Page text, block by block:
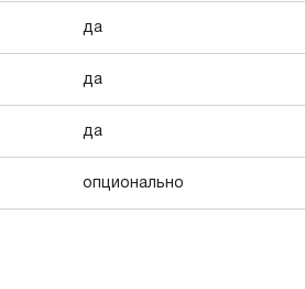
да
да
да
опционально